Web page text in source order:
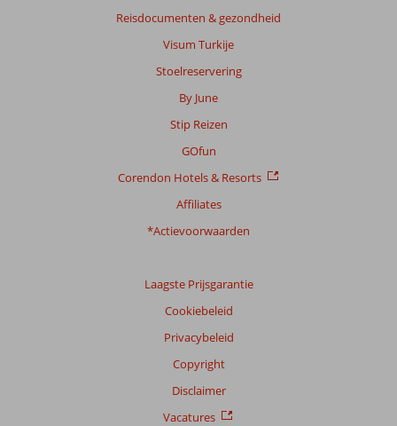
Reisdocumenten & gezondheid
Visum Turkije
Stoelreservering
By June
Stip Reizen
GOfun
Corendon Hotels & Resorts
Affiliates
*Actievoorwaarden
Laagste Prijsgarantie
Cookiebeleid
Privacybeleid
Copyright
Disclaimer
Vacatures